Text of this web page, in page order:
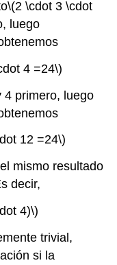
\(2 \cdot 3 \cdot
luego
4 =24\)
4 primero, luego
12 =24\)
mismo resultado
decir,
4)\)
trivial,
si la